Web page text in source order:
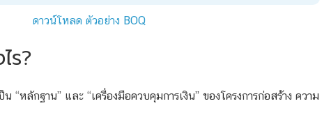
ดาวน์โหลด ตัวอย่าง BOQ
ร?
“หลักฐาน” และ “เครื่องมือควบคุมการเงิน” ของโครงการก่อสร้าง ความ